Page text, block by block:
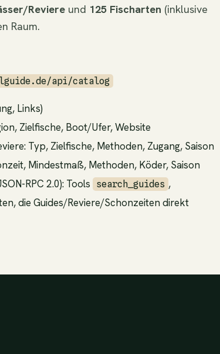
Reviere und 125 Fischarten (inklusive
Raum.
api/catalog
Links)
Zielfische, Boot/Ufer, Website
Typ, Zielfische, Methoden, Zugang, Saison
Mindestmaß, Methoden, Köder, Saison
RPC 2.0): Tools search_guides ,
die Guides/Reviere/Schonzeiten direkt